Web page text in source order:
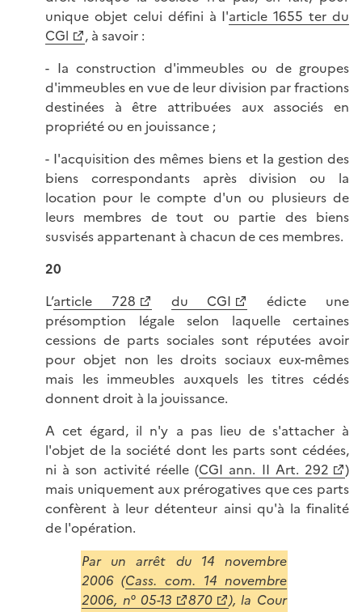
unique objet celui défini à I'article 1655 ter du
CGl
, à savoir :
- Ia construction d'immeubles ou de groupes
d'immeubles en vue de leur division par fractions
destinées à être attribuées aux associés en
propriété ou en jouissance ;
- I'acquisition des mêmes biens et Ia gestion des
biens correspondants après division ou la
location pour le compte d'un ou plusieurs de
leurs membres de tout ou partie des biens
susvisés appartenant à chacun de ces membres.
20
L’article 728 du CGI
édicte une
présomption légale selon laquelle certaines
cessions de parts sociales sont réputées avoir
pour objet non les droits sociaux eux-mêmes
mais les immeubles auxquels les titres cédés
donnent droit à la jouissance.
A cet égard, il n'y a pas lieu de s'attacher à
l'objet de la société dont les parts sont cédées,
ni à son activité réelle (CGI ann. II Art. 292
)
mais uniquement aux prérogatives que ces parts
confèrent à leur détenteur ainsi qu'à la finalité
de l'opération.
Par un arrêt du 14 novembre
2006 (Cass. com. 14 novembre
2006, n° 05-13
870
), la Cour